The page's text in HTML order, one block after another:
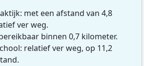
met een afstand van 4,8
ver weg.
binnen 0,7 kilometer.
relatief ver weg, op 11,2